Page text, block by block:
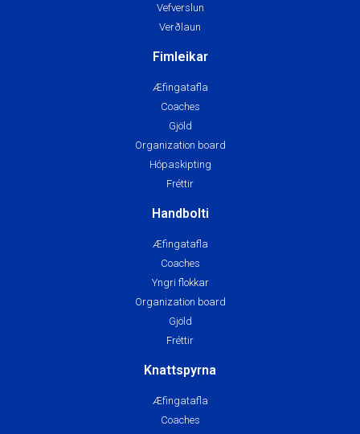
Vefverslun
Verðlaun
Fimleikar
Æfingatafla
Coaches
Gjöld
Organization board
Hópaskipting
Fréttir
Handbolti
Æfingatafla
Coaches
Yngri flokkar
Organization board
Gjöld
Fréttir
Knattspyrna
Æfingatafla
Coaches